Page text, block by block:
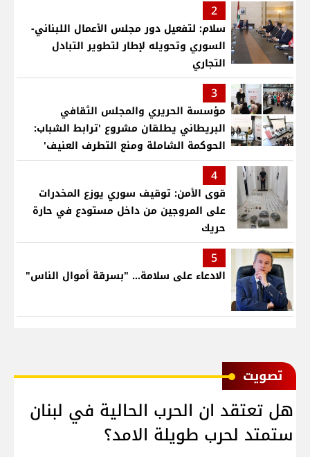
2
سلام: لتفعيل دور مجلس الأعمال اللبناني-
السوري وتحويله لإطار لتطوير التبادل
التجاري
3
مؤسسة الحريري والمجلس الثقافي
البريطاني يطلقان مشروع 'ترابط الشباب:
الحوكمة الشاملة ومنع التطرف العنيف'
4
قوى الأمن: توقيف سوري يوزع المخدرات
على المروجين من داخل مستودع في حارة
حريك
5
الادعاء على سلامة... "بسرقة أموال الناس"
ﺗﺼﻮﻳﺖ
هل تعتقد ان الحرب الحالية في لبنان
ستمتد لحرب طويلة الامد؟